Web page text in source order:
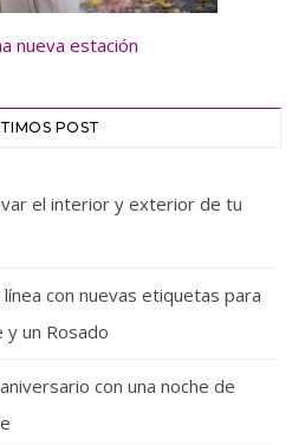
nueva estación
POST
el interior y exterior de tu
con nuevas etiquetas para
y un Rosado
con una noche de